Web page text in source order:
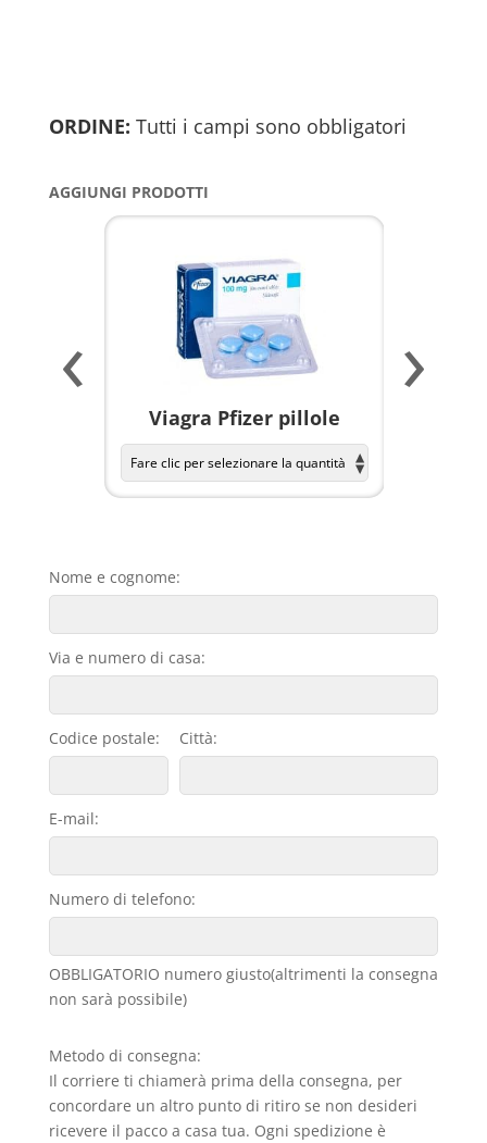
ORDINE: Tutti i campi sono obbligatori
AGGIUNGI PRODOTTI
Viagra Pfizer pillole
‹ ›
Nome e cognome:
Via e numero di casa:
Codice postale: Città:
E-mail:
Numero di telefono:
OBBLIGATORIO numero giusto(altrimenti la consegna
non sarà possibile)
Metodo di consegna:
Il corriere ti chiamerà prima della consegna, per
concordare un altro punto di ritiro se non desideri
ricevere il pacco a casa tua. Ogni spedizione è